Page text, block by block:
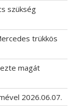
szükség
trükkös
magát
2026.06.07.